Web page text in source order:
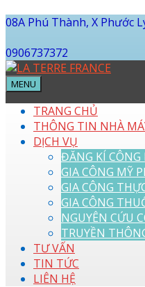
08A Phú Thành, X Phước
0906737372
MENU
TRANG CHỦ
THÔNG TIN NHÀ
DỊCH VỤ
ĐĂNG KÍ CÔNG
GIA CÔNG MỸ
GIA CÔNG
GIA CÔNG
NGUYÊN CỨU
TRUYỀN
TƯ VẤN
TIN TỨC
LIÊN HỆ